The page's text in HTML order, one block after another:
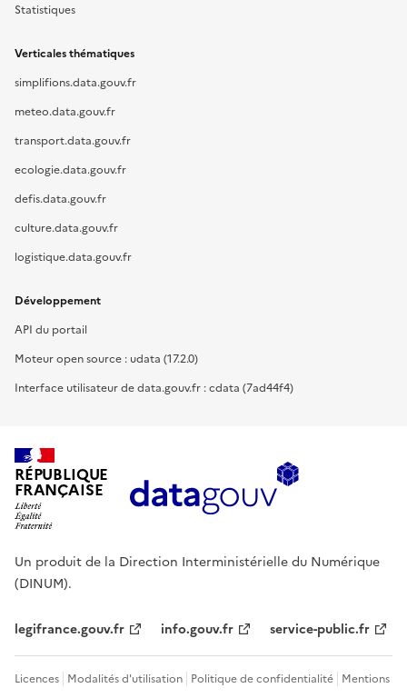
Statistiques
Verticales thématiques
simplifions.data.gouv.fr
meteo.data.gouv.fr
transport.data.gouv.fr
ecologie.data.gouv.fr
defis.data.gouv.fr
culture.data.gouv.fr
logistique.data.gouv.fr
Développement
API du portail
Moteur open source : udata (17.2.0)
Interface utilisateur de data.gouv.fr : cdata (7ad44f4)
RÉPUBLIQUE
FRANÇAISE
Un produit de la Direction Interministérielle du Numérique
(DINUM).
legifrance.gouv.fr info.gouv.fr service-public.fr
Licences Modalités d'utilisation Politique de confidentialité Mentions